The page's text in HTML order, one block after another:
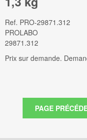
Ref. PRO-29871.312
PROLABO
29871.312
Prix sur demande.